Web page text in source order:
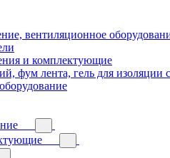
вентиляционное
и комплектующие
фум лента, гель для изоляции